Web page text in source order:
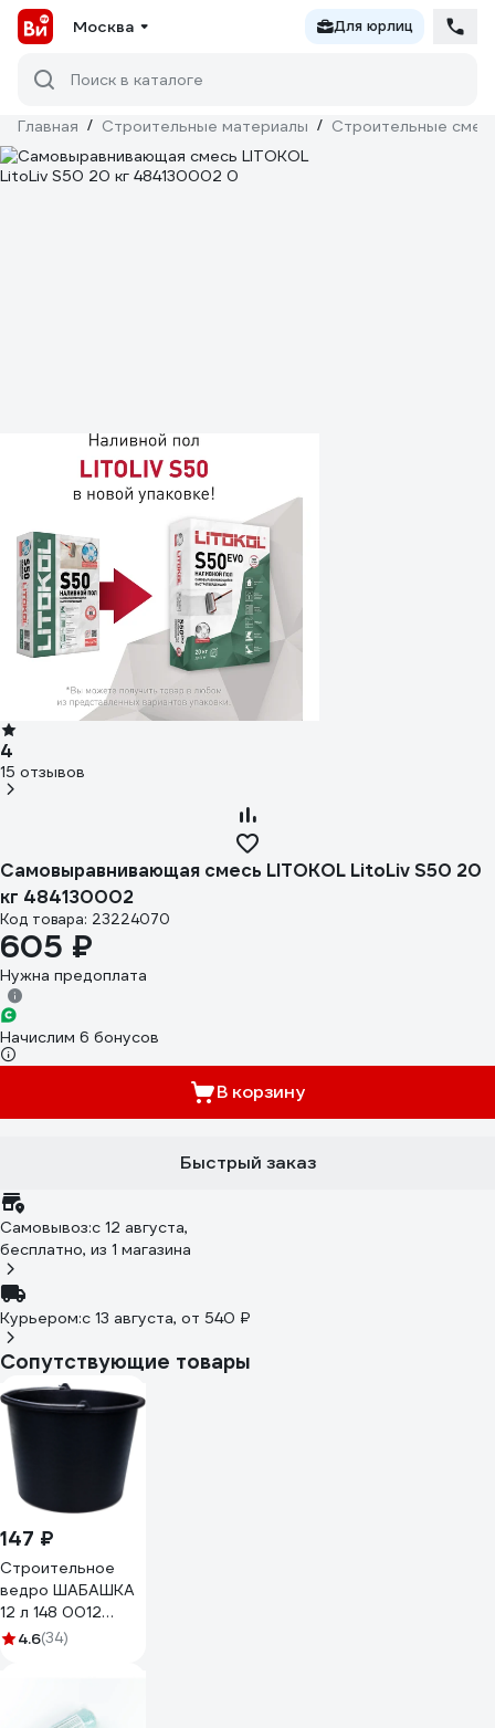
Москва Для юрлиц
Поиск в каталоге
Главная / Строительные материалы / Строительные
4
15 отзывов
Самовыравнивающая смесь LITOKOL LitoLiv S50 20
кг 484130002
Код товара: 23224070
605 ₽
Нужна предоплата
Начислим 6 бонусов
В корзину
Быстрый заказ
Самовывоз:c 12 августа,
бесплатно, из 1 магазина
Курьером:c 13 августа, от 540 ₽
Сопутствующие товары
147 ₽
Строительное
ведро ШАБАШКА
12 л 148 0012
22582
4.6(34)